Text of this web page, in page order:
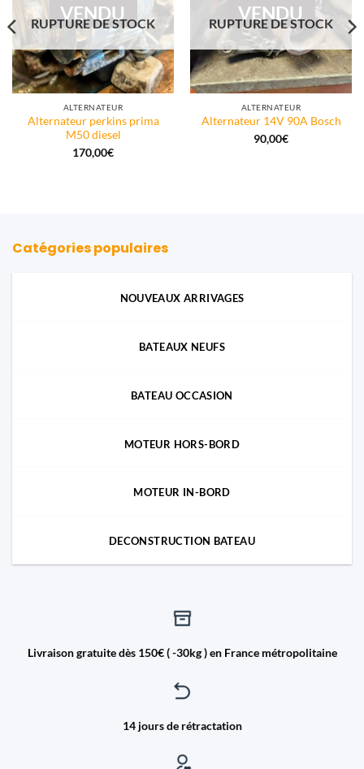
VENDU
RUPTURE DE STOCK
ALTERNATEUR
Alternateur perkins prima
M50 diesel
170,00€
VENDU
RUPTURE DE STOCK
ALTERNATEUR
Alternateur 14V 90A Bosch
90,00€
Catégories populaires
NOUVEAUX ARRIVAGES
BATEAUX NEUFS
BATEAU OCCASION
MOTEUR HORS-BORD
MOTEUR IN-BORD
DECONSTRUCTION BATEAU
Livraison gratuite dès 150€ ( -30kg ) en France métropolitaine
14 jours de rétractation